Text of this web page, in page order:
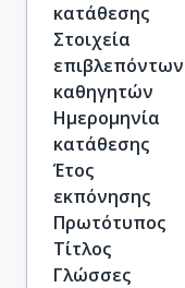
κατάθεσης
Στοιχεία
επιβλεπόντων
καθηγητών
Ημερομηνία
κατάθεσης
Έτος
εκπόνησης
Πρωτότυπος
Τίτλος
Γλώσσες